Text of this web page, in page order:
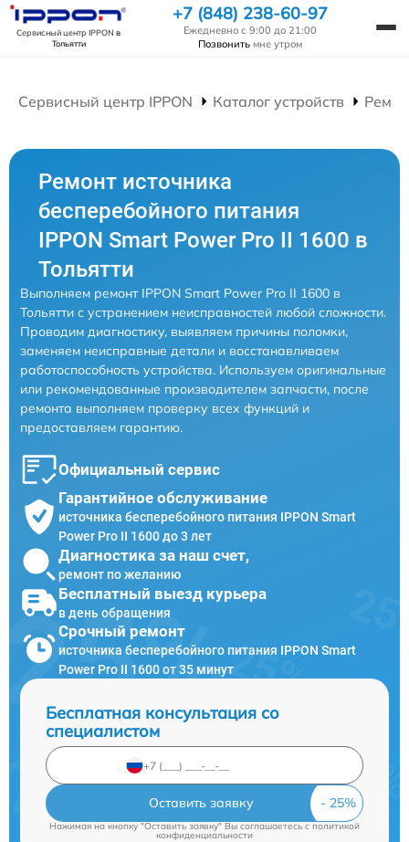
Сервисный центр IPPON в
Тольятти
+7 (848) 238-60-97
Ежедневно с 9:00 до 21:00
Позвонить мне утром
Сервисный центр IPPON Каталог устройств
Ремонт источника
бесперебойного питания
IPPON Smart Power Pro II 1600 в
Тольятти
Выполняем ремонт IPPON Smart Power Pro II 1600 в
Тольятти с устранением неисправностей любой сложности.
Проводим диагностику, выявляем причины поломки,
заменяем неисправные детали и восстанавливаем
работоспособность устройства. Используем оригинальные
или рекомендованные производителем запчасти, после
ремонта выполняем проверку всех функций и
предоставляем гарантию.
Официальный сервис
Гарантийное обслуживание
источника бесперебойного питания IPPON Smart
Power Pro II 1600 до 3 лет
Диагностика за наш счет,
ремонт по желанию
Бесплатный выезд курьера
в день обращения
Срочный ремонт
источника бесперебойного питания IPPON Smart
Power Pro II 1600 от 35 минут
Бесплатная консультация со
специалистом
Оставить заявку
Нажимая на кнопку "Оставить заявку" Вы соглашаетесь cполитикой
конфиденциальности